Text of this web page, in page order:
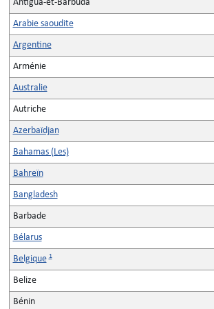
Antigua-et-Barbuda
Arabie saoudite
Argentine
Arménie
Australie
Autriche
Azerbaïdjan
Bahamas (Les)
Bahreïn
Bangladesh
Barbade
Bélarus
Belgique 1
Belize
Bénin